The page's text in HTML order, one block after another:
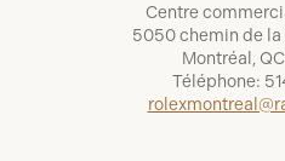
Centre
5050 chemin de
Montréal,
Téléphone: